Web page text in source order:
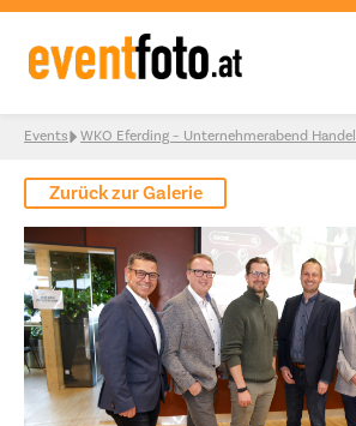
Skip to content
Events WKO Eferding – Unternehmerabend Handel
Zurück zur Galerie